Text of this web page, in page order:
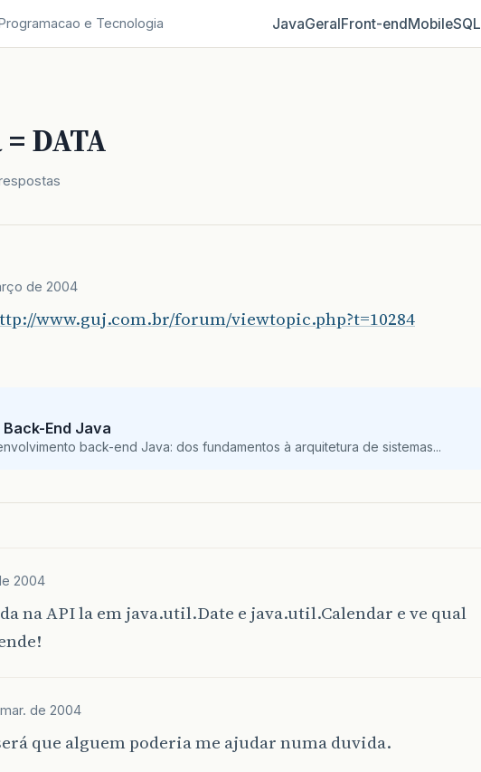
e Tecnologia JavaGeralFront‑endMobileSQL
DATA
de 2004
www.guj.com.br/forum/viewtopic.php?t=10284
End Java
back-end Java: dos fundamentos à arquitetura de sistemas...
2004
na API la em java.util.Date e java.util.Calendar e ve qual
de 2004
que alguem poderia me ajudar numa duvida.